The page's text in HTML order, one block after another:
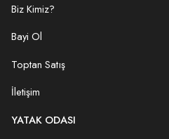
Biz Kimiz?
Bayi Ol
Toptan Satış
İletişim
YATAK ODASI